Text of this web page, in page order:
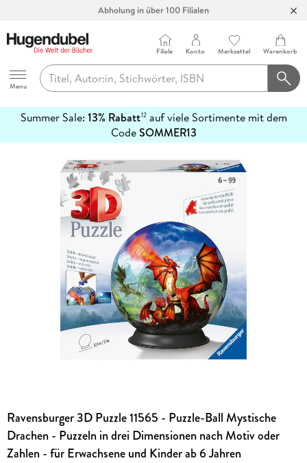
Abholung in über 100 Filialen
Hugendubel
Menu
Filiale Konto Merkzettel Warenkorb
Summer Sale: 13% Rabatt12auf viele Sortimente mit dem
CodeSOMMER13
erfahren
Ravensburger 3D Puzzle 11565 - Puzzle-Ball Mystische
Drachen - Puzzeln in drei Dimensionen nach Motiv oder
Zahlen - für Erwachsene und Kinder ab 6 Jahren